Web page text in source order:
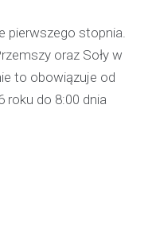
pierwszego stopnia.
oraz Soły w
to obowiązuje od
roku do 8:00 dnia